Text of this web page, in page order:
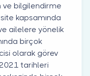
ve bilgilendirme
kapsamında
ailelere yönelik
birçok
olarak görev
tarihleri